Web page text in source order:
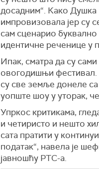
досадним“. Како Душка
импровизовала јер су
сам сценарио
идентичне реченице у
Ипак, сматра да су
овогодишњи фестивал.
су све земље донеле
уопште шоу у уторак,
Упркос критикама,
и четиристо и нешто
сата пратити у
податак“, навела је
јавношћу РТС-а.